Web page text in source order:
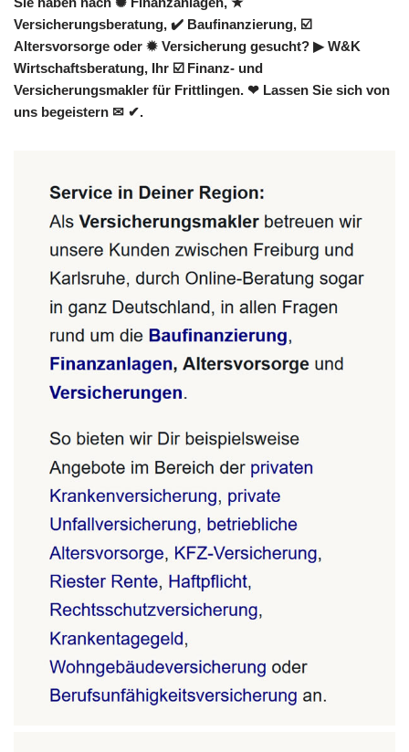
Versicherungsberatung, ✔️ Baufinanzierung, ☑️
Altersvorsorge oder ✹ Versicherung gesucht? ▶︎ W&K
Wirtschaftsberatung, Ihr ☑️ Finanz- und
Versicherungsmakler für Frittlingen. ❤ Lassen Sie sich von
uns begeistern ✉ ✔.